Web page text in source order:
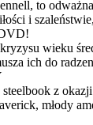
to
i
wieku
ich do
z
młody